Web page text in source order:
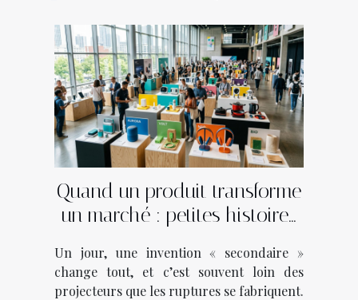
Quand un produit transforme
un marché : petites histoires
Un jour, une invention « secondaire »
change tout, et c’est souvent loin des
projecteurs que les ruptures se fabriquent.